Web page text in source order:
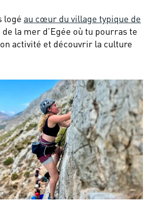
logé au cœur du village typique de
la mer d’Egée où tu pourras te
activité et découvrir la culture